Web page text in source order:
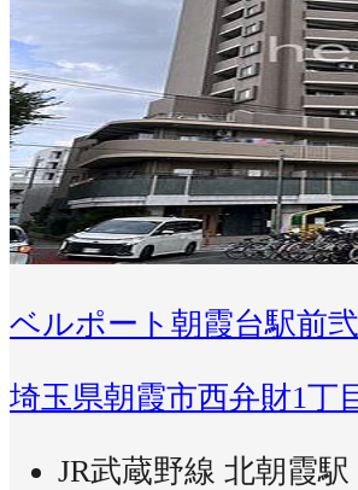
ベルポート朝霞台駅前
埼玉県朝霞市西弁財1丁
JR武蔵野線 北朝霞駅